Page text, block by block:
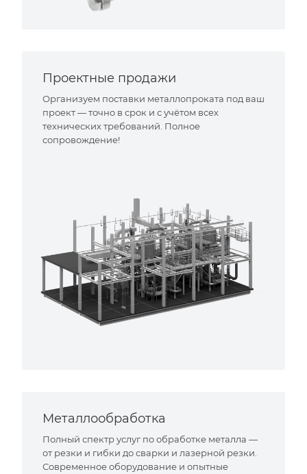
Проектные продажи
Организуем поставки металлопроката под ваш
проект — точно в срок и с учётом всех
технических требований. Полное
сопровождение!
Металлообработка
Полный спектр услуг по обработке металла —
от резки и гибки до сварки и лазерной резки.
Современное оборудование и опытные